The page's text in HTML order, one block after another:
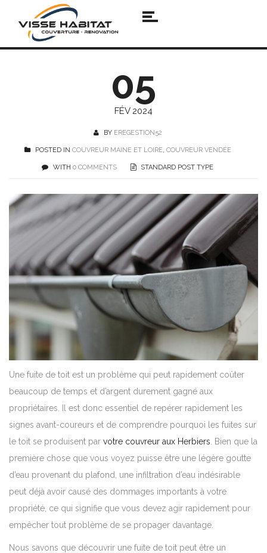
05
FÉV 2024
BY EREGESTION52
POSTED IN COUVREUR MAINE ET LOIRE, COUVREUR VENDÉE
WITH 0 COMMENTS STANDARD POST TYPE
Une fuite de toit est un problème qui peut rapidement coûter
beaucoup de temps et d’argent durement gagné aux
propriétaires. Il est donc essentiel de repérer rapidement les
signes avant-coureurs et de comprendre pourquoi les fuites sur
le toit se produisent par votre couvreur aux Herbiers . Bien que la
première chose que vous voyez puisse être une légère goutte
d’eau provenant du plafond, une infiltration d’eau indésirable
peut déjà avoir causé des dommages importants à votre
propriété, ce qui signifie que vous devez agir rapidement pour
empêcher tout problème de se propager davantage.
Nous savons que découvrir une fuite de toit peut être un